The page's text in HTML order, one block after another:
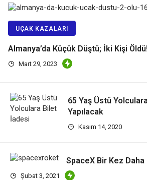
UÇAK KAZALARI
Almanya’da Küçük Düştü; İki Kişi Öldü!
Mart 29, 2023
65 Yaş Üstü
Yapılacak
Kasım 14, 2020
SpaceX Bir Kez Daha
Şubat 3, 2021